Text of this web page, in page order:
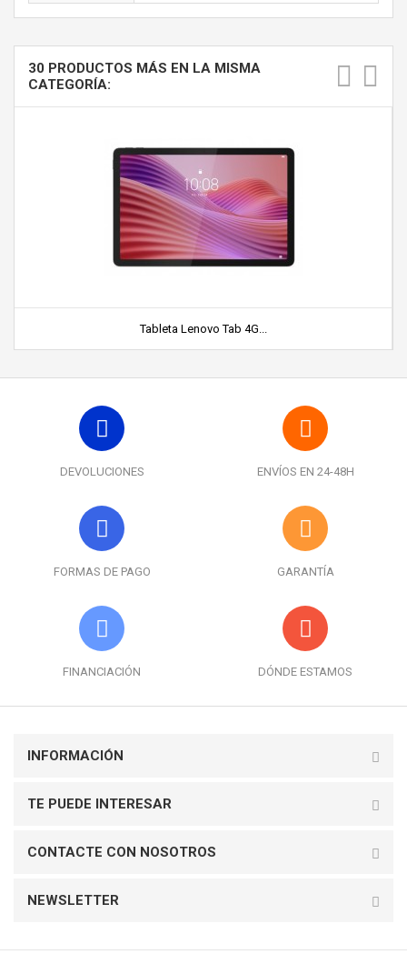
30 PRODUCTOS MÁS EN LA MISMA
CATEGORÍA:
Tableta Lenovo Tab 4G...
DEVOLUCIONES ENVÍOS EN 24-48H
FORMAS DE PAGO GARANTÍA
FINANCIACIÓN DÓNDE ESTAMOS
INFORMACIÓN
TE PUEDE INTERESAR
CONTACTE CON NOSOTROS
NEWSLETTER